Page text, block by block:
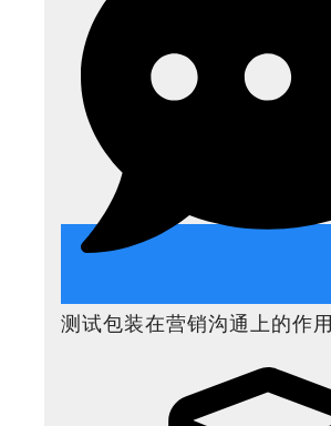
测试包装在营销沟通上的作用